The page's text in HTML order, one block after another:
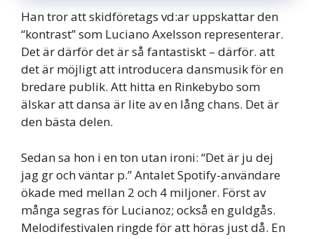
Han tror att skidföretags vd:ar uppskattar den
“kontrast” som Luciano Axelsson representerar.
Det är därför det är så fantastiskt – därför. att
det är möjligt att introducera dansmusik för en
bredare publik. Att hitta en Rinkebybo som
älskar att dansa är lite av en lång chans. Det är
den bästa delen.
Sedan sa hon i en ton utan ironi: “Det är ju dej
jag gr och väntar p.” Antalet Spotify-användare
ökade med mellan 2 och 4 miljoner. Först av
många segras för Lucianoz; också en guldgås.
Melodifestivalen ringde för att höras just då. En